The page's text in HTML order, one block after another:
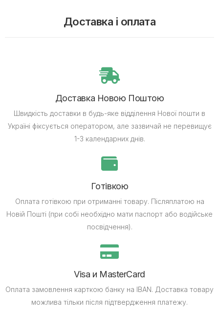
Доставка і оплата
Доставка Новою Поштою
Швидкість доставки в будь-яке відділення Нової пошти в
Україні фіксується оператором, але зазвичай не перевищує
1-3 календарних днів.
Готівкою
Оплата готівкою при отриманні товару. Післяплатою на
Новій Пошті (при собі необхідно мати паспорт або водійське
посвідчення).
Visa и MasterCard
Оплата замовлення карткою банку на IBAN. Доставка товару
можлива тільки після підтвердження платежу.